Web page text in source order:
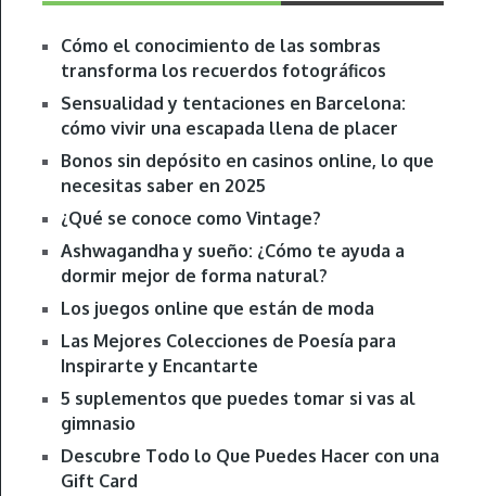
Cómo el conocimiento de las sombras
transforma los recuerdos fotográficos
Sensualidad y tentaciones en Barcelona:
cómo vivir una escapada llena de placer
Bonos sin depósito en casinos online, lo que
necesitas saber en 2025
¿Qué se conoce como Vintage?
Ashwagandha y sueño: ¿Cómo te ayuda a
dormir mejor de forma natural?
Los juegos online que están de moda
Las Mejores Colecciones de Poesía para
Inspirarte y Encantarte
5 suplementos que puedes tomar si vas al
gimnasio
Descubre Todo lo Que Puedes Hacer con una
Gift Card